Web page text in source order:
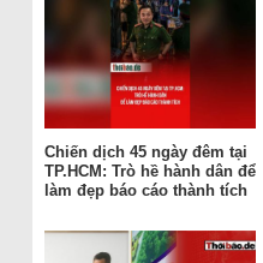
Chiến dịch 45 ngày đêm tại
TP.HCM: Trò hề hành dân để
làm đẹp báo cáo thành tích